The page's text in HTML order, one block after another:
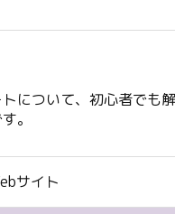
について、初心者でも
。
サイト